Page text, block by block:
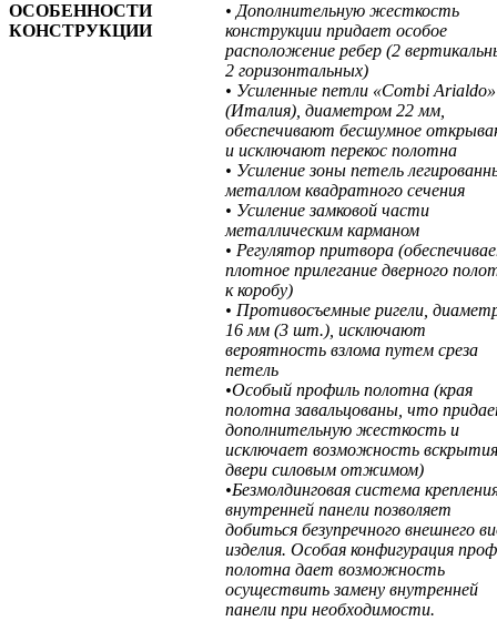
ОСОБЕННОСТИ
КОНСТРУКЦИИ
• Дополнительную жесткость
конструкции придает особое
расположение ребер (2
2 горизонтальных)
• Усиленные петли «Combi Arialdo»
(Италия), диаметром 22 мм,
обеспечивают бесшумное
и исключают перекос полотна
• Усиление зоны петель
металлом квадратного сечения
• Усиление замковой части
металлическим карманом
• Регулятор притвора
плотное прилегание дверного
к коробу)
• Противосъемные ригели,
16 мм (3 шт.), исключают
вероятность взлома путем среза
петель
•Особый профиль полотна (края
полотна завальцованы, что
дополнительную жесткость и
исключает возможность вскрытия
двери силовым отжимом)
•Безмолдинговая система
внутренней панели позволяет
добиться безупречного внешнего
изделия. Особая конфигурация
полотна дает возможность
осуществить замену внутренней
панели при необходимости.